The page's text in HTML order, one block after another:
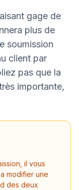
gage de
plus de
soumission
client par
pas que la
importante,
il vous
modifier une
des deux